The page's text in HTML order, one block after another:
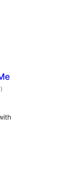
totale
vurderinger
)